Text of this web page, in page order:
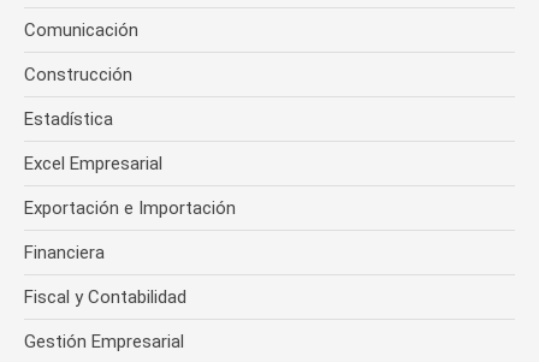
Comunicación
Construcción
Estadística
Excel Empresarial
Exportación e Importación
Financiera
Fiscal y Contabilidad
Gestión Empresarial